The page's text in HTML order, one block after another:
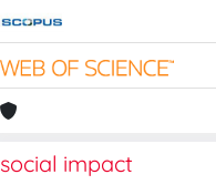
social impact